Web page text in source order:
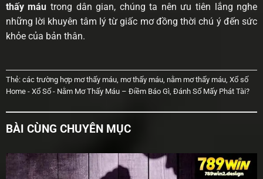
thấy máu trong dân gian, chúng ta nên ưu tiên lắng nghe
những lời khuyên tâm lý từ giấc mơ đồng thời chú ý đến sức
khỏe của bản thân.
Thẻ: các trường hợp mơ thấy máu, mơ thấy máu, nằm mơ thấy máu, Xổ số
Home- Xổ Số- Nằm Mơ Thấy Máu – Điềm Báo Gì, Đánh Số Mấy Phát Tài?
BÀI CÙNG CHUYÊN MỤC